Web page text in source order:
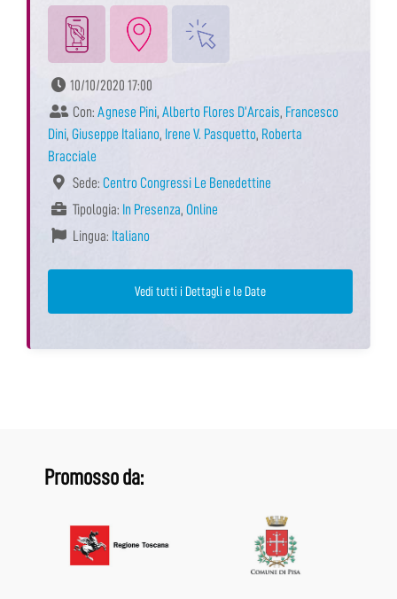
10/10/2020 17:00
Con: Agnese Pini, Alberto Flores D’Arcais, Francesco
Dini, Giuseppe Italiano, Irene V. Pasquetto, Roberta
Bracciale
Sede: Centro Congressi Le Benedettine
Tipologia: In Presenza, Online
Lingua: Italiano
Vedi tutti i Dettagli e le Date
Promosso da: